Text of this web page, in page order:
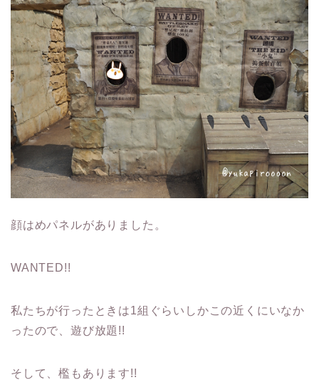
顔はめパネルがありました。
WANTED!!
私たちが行ったときは1組ぐらいしかこの近くにいなか
ったので、遊び放題!!
そして、檻もあります!!